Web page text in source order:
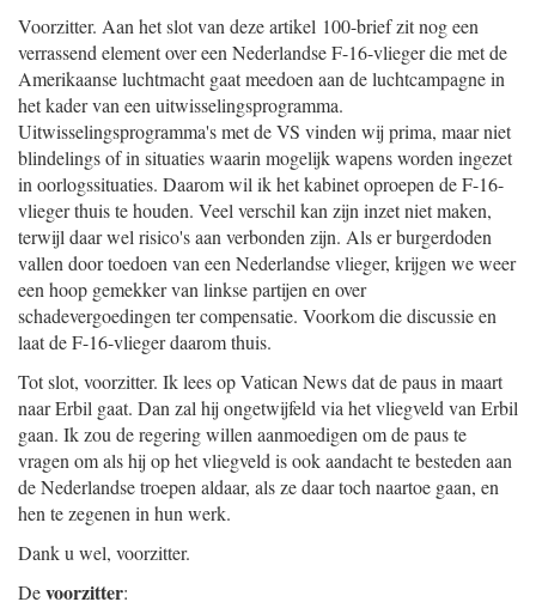
Voorzitter. Aan het slot van deze artikel 100-brief zit nog een
verrassend element over een Nederlandse F-16-vlieger die met de
Amerikaanse luchtmacht gaat meedoen aan de luchtcampagne in
het kader van een uitwisselingsprogramma.
Uitwisselingsprogramma's met de VS vinden wij prima, maar niet
blindelings of in situaties waarin mogelijk wapens worden ingezet
in oorlogssituaties. Daarom wil ik het kabinet oproepen de F-16-
vlieger thuis te houden. Veel verschil kan zijn inzet niet maken,
terwijl daar wel risico's aan verbonden zijn. Als er burgerdoden
vallen door toedoen van een Nederlandse vlieger, krijgen we weer
een hoop gemekker van linkse partijen en over
schadevergoedingen ter compensatie. Voorkom die discussie en
laat de F-16-vlieger daarom thuis.
Tot slot, voorzitter. Ik lees op Vatican News dat de paus in maart
naar Erbil gaat. Dan zal hij ongetwijfeld via het vliegveld van Erbil
gaan. Ik zou de regering willen aanmoedigen om de paus te
vragen om als hij op het vliegveld is ook aandacht te besteden aan
de Nederlandse troepen aldaar, als ze daar toch naartoe gaan, en
hen te zegenen in hun werk.
Dank u wel, voorzitter.
Devoorzitter: